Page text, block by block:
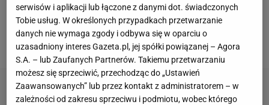
sytuacji. Na murawę boiska wbiegłpies, który przed
jedną z bramek się... wypróżnił.Meczprzerwano, by
złapać czworonóg. Nie było to jednak łatwe zadanie.
serwisów i aplikacji lub łączone z danymi dot. świadczonych
Tobie usług. W określonych przypadkach przetwarzanie
danych nie wymaga zgody i odbywa się w oparciu o
uzasadniony interes Gazeta.pl, jej spółki powiązanej – Agora
S.A. – lub Zaufanych Partnerów. Takiemu przetwarzaniu
możesz się sprzeciwić, przechodząc do „Ustawień
Zaawansowanych” lub przez kontakt z administratorem – w
zależności od zakresu sprzeciwu i podmiotu, wobec którego